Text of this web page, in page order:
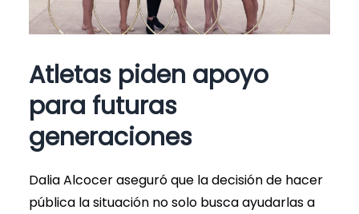
Atletas piden apoyo
para futuras
generaciones
Dalia Alcocer aseguró que la decisión de hacer
pública la situación no solo busca ayudarlas a